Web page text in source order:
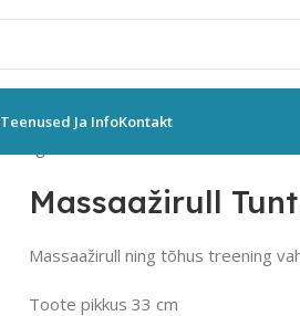
Teenused Ja InfoKontakt
Massaažirull
Massaažirull ning tõhus treening
Toote pikkus 33 cm